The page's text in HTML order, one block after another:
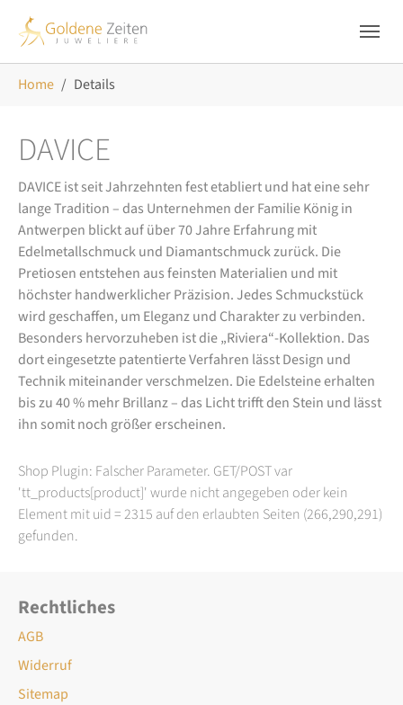
Home Details
DAVICE
DAVICE ist seit Jahrzehnten fest etabliert und hat eine sehr
lange Tradition – das Unternehmen der Familie König in
Antwerpen blickt auf über 70 Jahre Erfahrung mit
Edelmetallschmuck und Diamantschmuck zurück. Die
Pretiosen entstehen aus feinsten Materialien und mit
höchster handwerklicher Präzision. Jedes Schmuckstück
wird geschaffen, um Eleganz und Charakter zu verbinden.
Besonders hervorzuheben ist die „Riviera“-Kollektion. Das
dort eingesetzte patentierte Verfahren lässt Design und
Technik miteinander verschmelzen. Die Edelsteine erhalten
bis zu 40 % mehr Brillanz – das Licht trifft den Stein und lässt
ihn somit noch größer erscheinen.
Shop Plugin: Falscher Parameter. GET/POST var
'tt_products[product]' wurde nicht angegeben oder kein
Element mit uid = 2315 auf den erlaubten Seiten (266,290,291)
gefunden.
Rechtliches
AGB
Widerruf
Sitemap